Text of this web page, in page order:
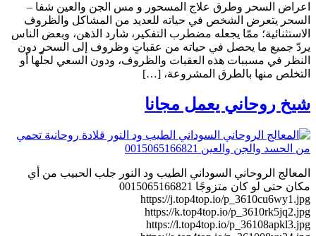
اعراض السحر وطرق علاج المسحور و مس الجن والعين شفا –
السحر يتعرض الشخص في حياته للعديد من المشاكل والظروف
الاستثنائية؛ ممّا يجعله مضطرب التفكير، شارد الذهن، وبعض الناس
يردّ جميع ما يحصل في حياته من عقباتٍ وظروف إلى السحر دون
النظر في مسببات هذه العقبات والظروف، ودون السعي لحلّها أو
التخلص منها بالطرق المشروعة، […]
شيخ روحاني يعمل مجانا
المعالج الروحاني السوداني الطيب ود النور جلب الحبيب من أي
مكان حتى لو كان متزوجًا 0015065166821
https://j.top4top.io/p_3610cu6wy1.jpg
https://k.top4top.io/p_3610rk5jq2.jpg
https://l.top4top.io/p_36108apkl3.jpg